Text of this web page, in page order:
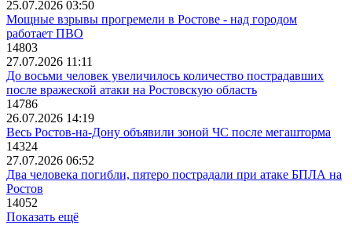
25.07.2026 03:50
Мощные взрывы прогремели в Ростове - над городом
работает ПВО
14803
27.07.2026 11:11
До восьми человек увеличилось количество пострадавших
после вражеской атаки на Ростовскую область
14786
26.07.2026 14:19
Весь Ростов-на-Дону объявили зоной ЧС после мегашторма
14324
27.07.2026 06:52
Два человека погибли, пятеро пострадали при атаке БПЛА на
Ростов
14052
Показать ещё